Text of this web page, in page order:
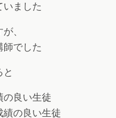
いました
、
師でした
と
良い生徒
の良い生徒